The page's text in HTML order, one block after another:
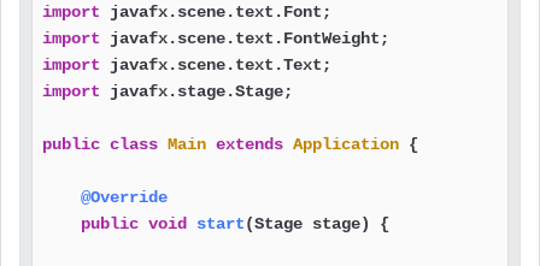
import
import
import
import javafx.stage.Stage;
public class Main extends Application {
@Override
public void start(Stage stage) {